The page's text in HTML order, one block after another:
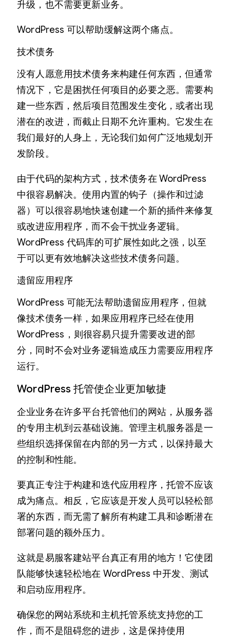
升级，也不需要更新业务。
WordPress 可以帮助缓解这两个痛点。
技术债务
没有人愿意用技术债务来构建任何东西，但通常
情况下，它是困扰任何项目的必要之恶。需要构
建一些东西，然后项目范围发生变化，或者出现
潜在的改进，而截止日期不允许重构。它发生在
我们最好的人身上，无论我们如何广泛地规划开
发阶段。
由于代码的架构方式，技术债务在 WordPress
中很容易解决。使用内置的钩子（操作和过滤
器）可以很容易地快速创建一个新的插件来修复
或改进应用程序，而不会干扰业务逻辑。
WordPress 代码库的可扩展性如此之强，以至
于可以更有效地解决这些技术债务问题。
遗留应用程序
WordPress 可能无法帮助遗留应用程序，但就
像技术债务一样，如果应用程序已经在使用
WordPress，则很容易只提升需要改进的部
分，同时不会对业务逻辑造成压力需要应用程序
运行。
WordPress 托管使企业更加敏捷
企业业务在许多平台托管他们的网站，从服务器
的专用主机到云基础设施。管理主机服务器是一
些组织选择保留在内部的另一方式，以保持最大
的控制和性能。
要真正专注于构建和迭代应用程序，托管不应该
成为痛点。相反，它应该是开发人员可以轻松部
署的东西，而无需了解所有构建工具和诊断潜在
部署问题的额外压力。
这就是易服客建站平台真正有用的地方！它使团
队能够快速轻松地在 WordPress 中开发、测试
和启动应用程序。
确保您的网站系统和主机托管系统支持您的工
作，而不是阻碍您的进步，这是保持使用